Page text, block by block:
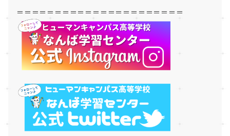
＝＝＝＝＝＝＝＝＝＝＝＝＝＝＝＝＝＝＝＝＝＝